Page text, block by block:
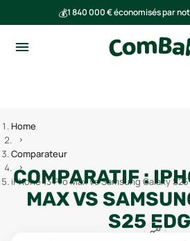
💰1 840 000 € économisés par
Home
Comparateur
iPhone 13 Pro Max vs Samsung Galaxy
COMPARATIF :
MAXVS
S25